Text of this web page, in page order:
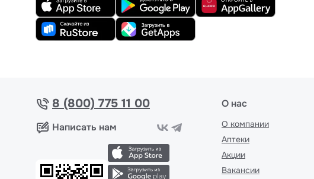
8 (800) 775 11 00
Написать нам
О нас
О компании
Аптеки
Акции
Вакансии